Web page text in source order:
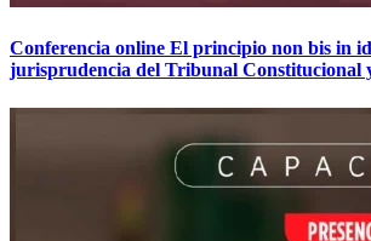
Conferencia online El principio non bis in
jurisprudencia del Tribunal Constitucional